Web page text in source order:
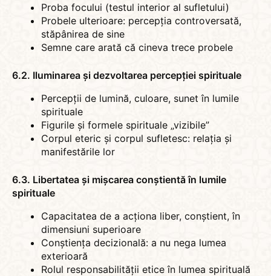
Proba focului (testul interior al sufletului)
Probele ulterioare: percepția controversată,
stăpânirea de sine
Semne care arată că cineva trece probele
6.2. Iluminarea și dezvoltarea percepției spirituale
Percepții de lumină, culoare, sunet în lumile
spirituale
Figurile și formele spirituale „vizibile”
Corpul eteric și corpul sufletesc: relația și
manifestările lor
6.3. Libertatea și mișcarea conștientă în lumile
spirituale
Capacitatea de a acționa liber, conștient, în
dimensiuni superioare
Conștiența decizională: a nu nega lumea
exterioară
Rolul responsabilității etice în lumea spirituală